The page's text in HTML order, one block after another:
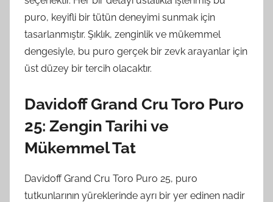
puro, keyifli bir tütün deneyimi sunmak için
tasarlanmıştır. Şıklık, zenginlik ve mükemmel
dengesiyle, bu puro gerçek bir zevk arayanlar için
üst düzey bir tercih olacaktır.
Davidoff Grand Cru Toro Puro
25: Zengin Tarihi ve
Mükemmel Tat
Davidoff Grand Cru Toro Puro 25, puro
tutkunlarının yüreklerinde ayrı bir yer edinen nadir